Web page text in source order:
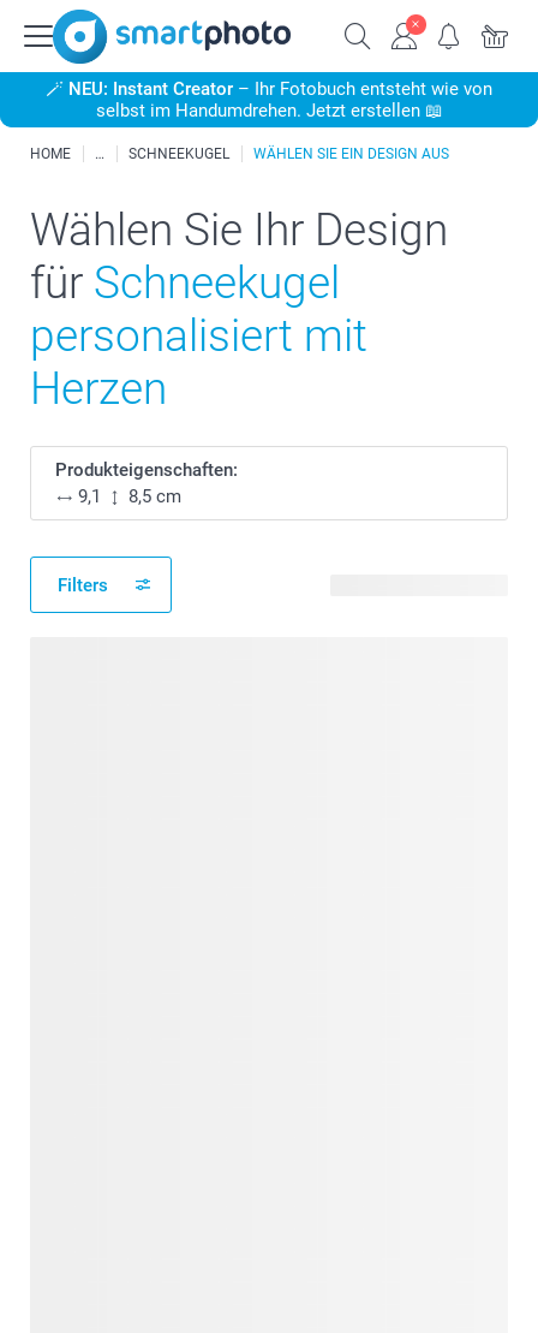
🪄 NEU: Instant Creator – Ihr Fotobuch entsteht wie von
selbst im Handumdrehen. Jetzt erstellen 📖
HOME SCHNEEKUGEL WÄHLEN SIE EIN DESIGN AUS
Wählen Sie Ihr Design
für Schneekugel
personalisiert mit
Herzen
Produkteigenschaften:
9,1
8,5 cm
Filters